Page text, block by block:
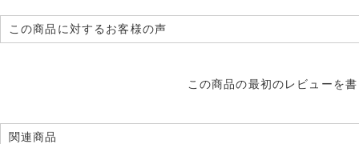
この商品に対するお客様の声
この商品の最初のレビューを
関連商品